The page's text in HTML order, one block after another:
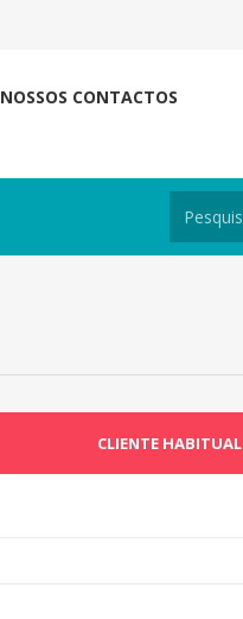
NOSSOS CONTACTOS
CLIENTE HABITUAL